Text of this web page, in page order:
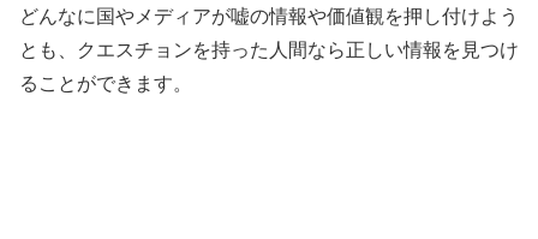
どんなに国やメディアが嘘の情報や価値観を押し付けよう
とも、クエスチョンを持った人間なら正しい情報を見つけ
ることができます。